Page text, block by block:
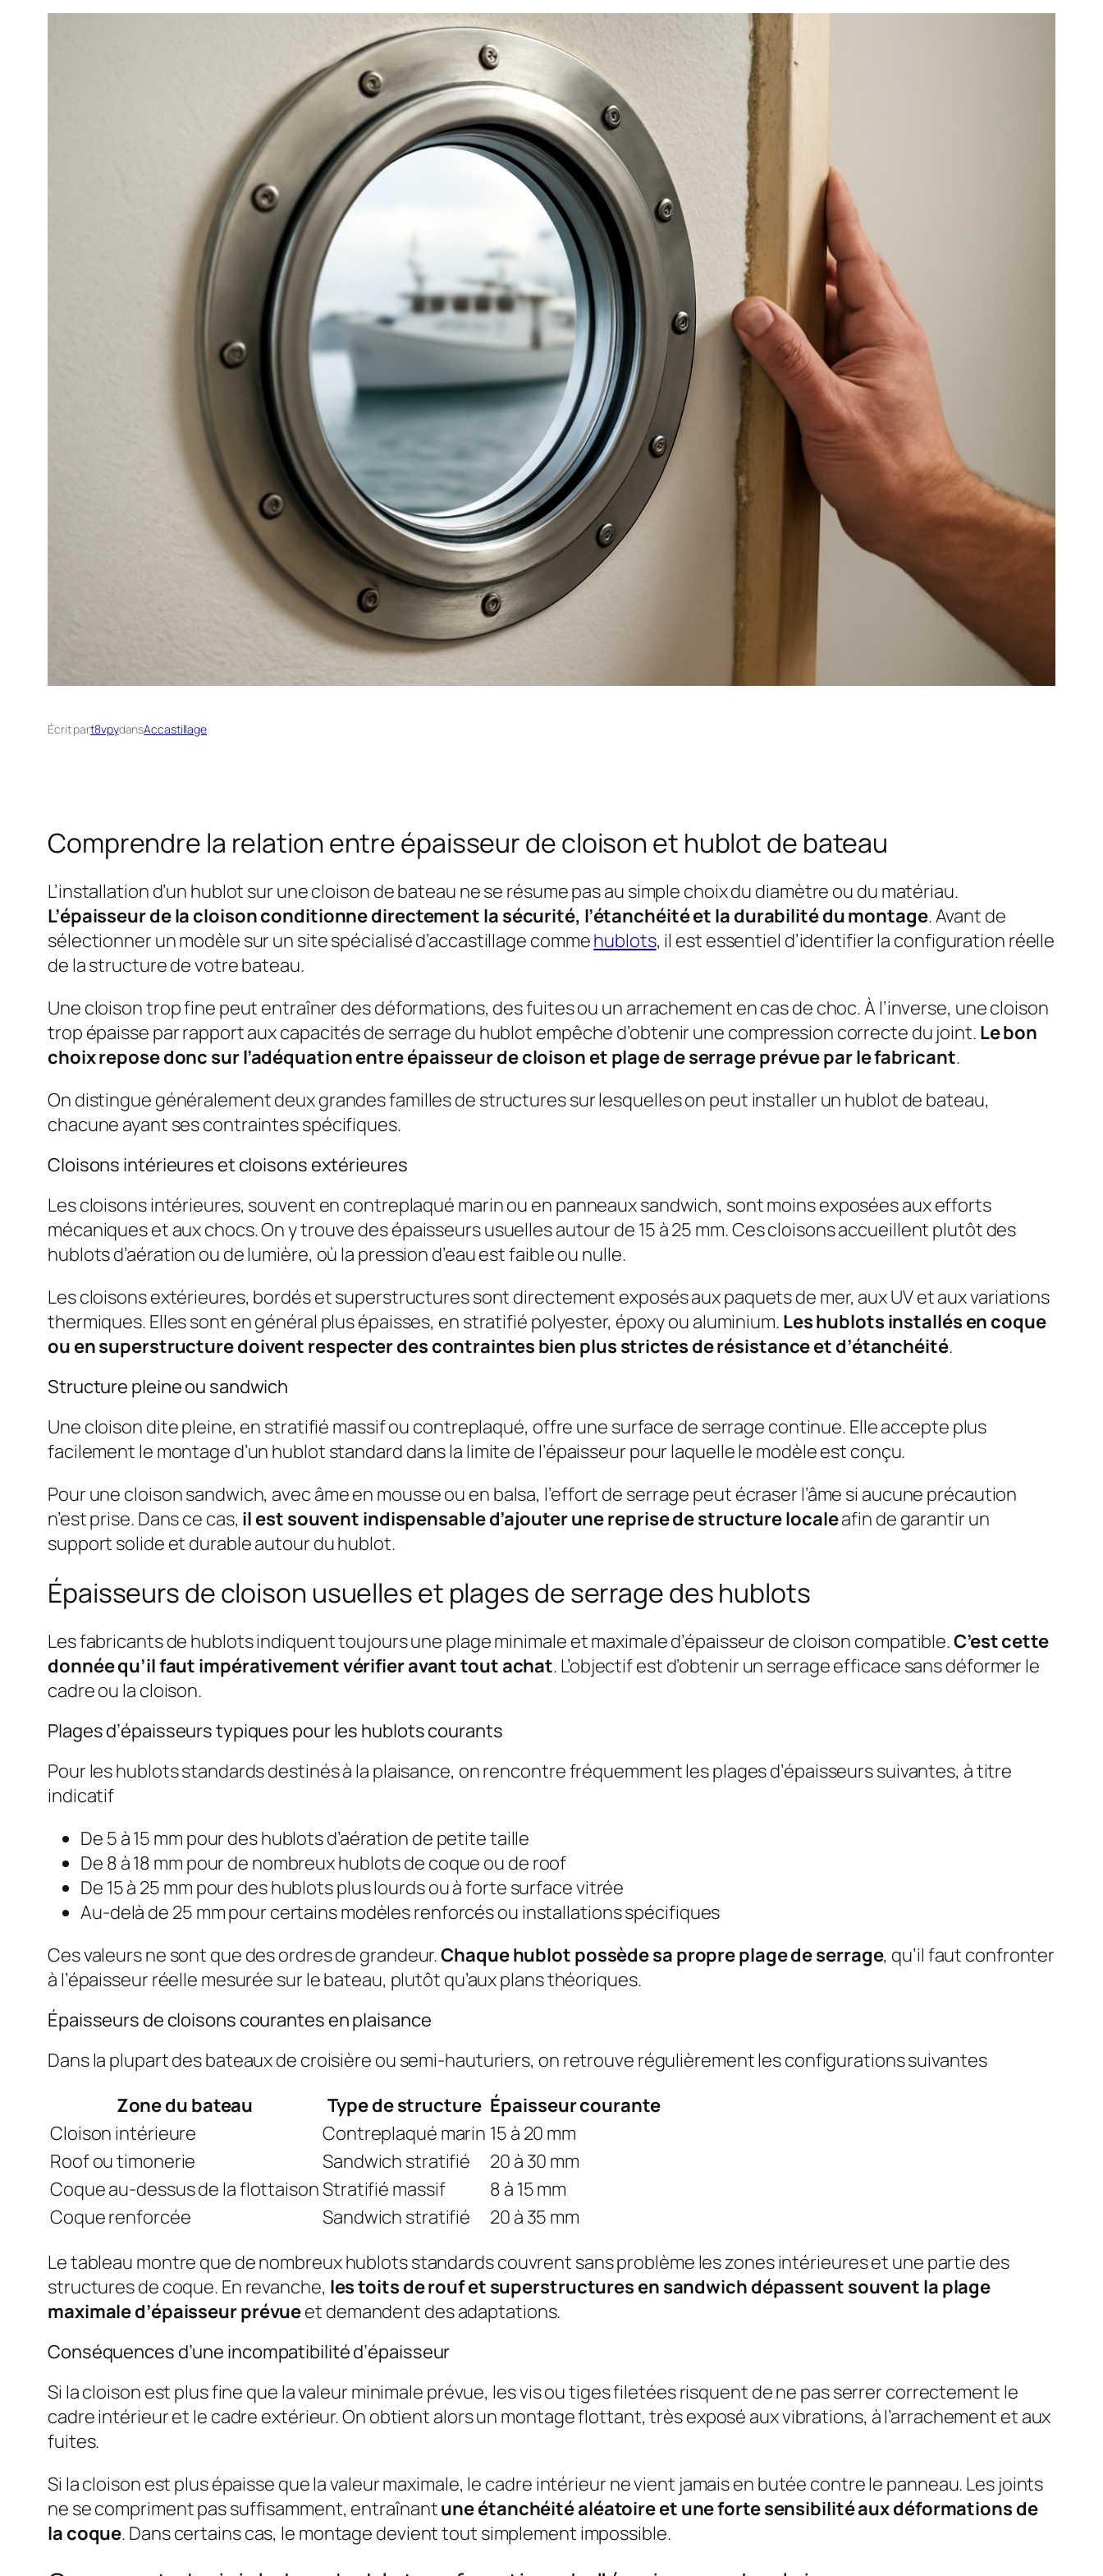
Écrit part8vpydansAccastillage
Comprendre la relation entre épaisseur de cloison et hublot de bateau
L’installation d’un hublot sur une cloison de bateau ne se résume pas au simple choix du diamètre ou du matériau.
L’épaisseur de la cloison conditionne directement la sécurité, l’étanchéité et la durabilité du montage. Avant de
sélectionner un modèle sur un site spécialisé d’accastillage commehublots, il est essentiel d’identifier la configuration réelle
de la structure de votre bateau.
Une cloison trop fine peut entraîner des déformations, des fuites ou un arrachement en cas de choc. À l’inverse, une cloison
trop épaisse par rapport aux capacités de serrage du hublot empêche d’obtenir une compression correcte du joint. Le bon
choix repose donc sur l’adéquation entre épaisseur de cloison et plage de serrage prévue par le fabricant.
On distingue généralement deux grandes familles de structures sur lesquelles on peut installer un hublot de bateau,
chacune ayant ses contraintes spécifiques.
Cloisons intérieures et cloisons extérieures
Les cloisons intérieures, souvent en contreplaqué marin ou en panneaux sandwich, sont moins exposées aux efforts
mécaniques et aux chocs. On y trouve des épaisseurs usuelles autour de 15 à 25 mm. Ces cloisons accueillent plutôt des
hublots d’aération ou de lumière, où la pression d’eau est faible ou nulle.
Les cloisons extérieures, bordés et superstructures sont directement exposés aux paquets de mer, aux UV et aux variations
thermiques. Elles sont en général plus épaisses, en stratifié polyester, époxy ou aluminium. Les hublots installés en coque
ou en superstructure doivent respecter des contraintes bien plus strictes de résistance et d’étanchéité.
Structure pleine ou sandwich
Une cloison dite pleine, en stratifié massif ou contreplaqué, offre une surface de serrage continue. Elle accepte plus
facilement le montage d’un hublot standard dans la limite de l’épaisseur pour laquelle le modèle est conçu.
Pour une cloison sandwich, avec âme en mousse ou en balsa, l’effort de serrage peut écraser l’âme si aucune précaution
n’est prise. Dans ce cas, il est souvent indispensable d’ajouter une reprise de structure localeafin de garantir un
support solide et durable autour du hublot.
Épaisseurs de cloison usuelles et plages de serrage des hublots
Les fabricants de hublots indiquent toujours une plage minimale et maximale d’épaisseur de cloison compatible.C’est cette
donnée qu’il faut impérativement vérifier avant tout achat. L’objectif est d’obtenir un serrage efficace sans déformer le
cadre ou la cloison.
Plages d’épaisseurs typiques pour les hublots courants
Pour les hublots standards destinés à la plaisance, on rencontre fréquemment les plages d’épaisseurs suivantes, à titre
indicatif
De 5 à 15 mm pour des hublots d’aération de petite taille
De 8 à 18 mm pour de nombreux hublots de coque ou de roof
De 15 à 25 mm pour des hublots plus lourds ou à forte surface vitrée
Au-delà de 25 mm pour certains modèles renforcés ou installations spécifiques
Ces valeurs ne sont que des ordres de grandeur.Chaque hublot possède sa propre plage de serrage, qu’il faut confronter
à l’épaisseur réelle mesurée sur le bateau, plutôt qu’aux plans théoriques.
Épaisseurs de cloisons courantes en plaisance
Dans la plupart des bateaux de croisière ou semi-hauturiers, on retrouve régulièrement les configurations suivantes
Zone du bateau
Type de structure Épaisseur courante
Cloison intérieure
Contreplaqué marin 15 à 20 mm
Roof ou timonerie
Sandwich stratifié
20 à 30 mm
Coque au-dessus de la flottaisonStratifié massif
8 à 15 mm
Coque renforcée
Sandwich stratifié
20 à 35 mm
Le tableau montre que de nombreux hublots standards couvrent sans problème les zones intérieures et une partie des
structures de coque. En revanche, les toits de rouf et superstructures en sandwich dépassent souvent la plage
maximale d’épaisseur prévueet demandent des adaptations.
Conséquences d’une incompatibilité d’épaisseur
Si la cloison est plus fine que la valeur minimale prévue, les vis ou tiges filetées risquent de ne pas serrer correctement le
cadre intérieur et le cadre extérieur. On obtient alors un montage flottant, très exposé aux vibrations, à l’arrachement et aux
fuites.
Si la cloison est plus épaisse que la valeur maximale, le cadre intérieur ne vient jamais en butée contre le panneau. Les joints
ne se compriment pas suffisamment, entraînantune étanchéité aléatoire et une forte sensibilité aux déformations de
la coque. Dans certains cas, le montage devient tout simplement impossible.